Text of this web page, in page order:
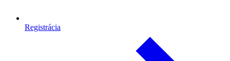
Registrácia